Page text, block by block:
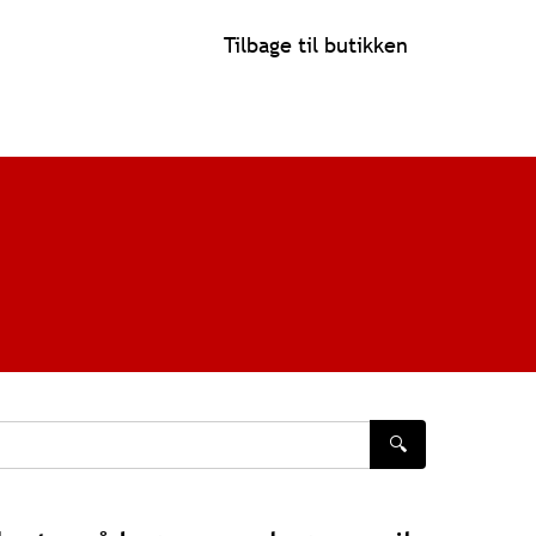
Tilbage til butikken
🔍